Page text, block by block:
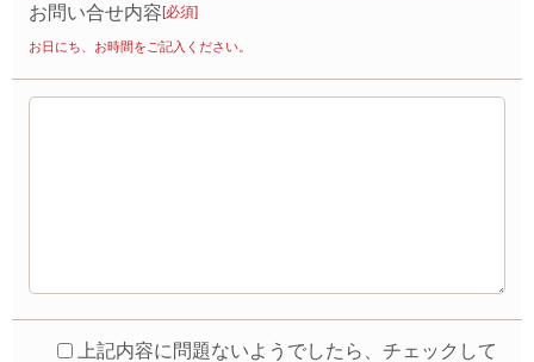
お問い合せ内容[必須]
お日にち、お時間をご記入ください。
上記内容に問題ないようでしたら、チェックして